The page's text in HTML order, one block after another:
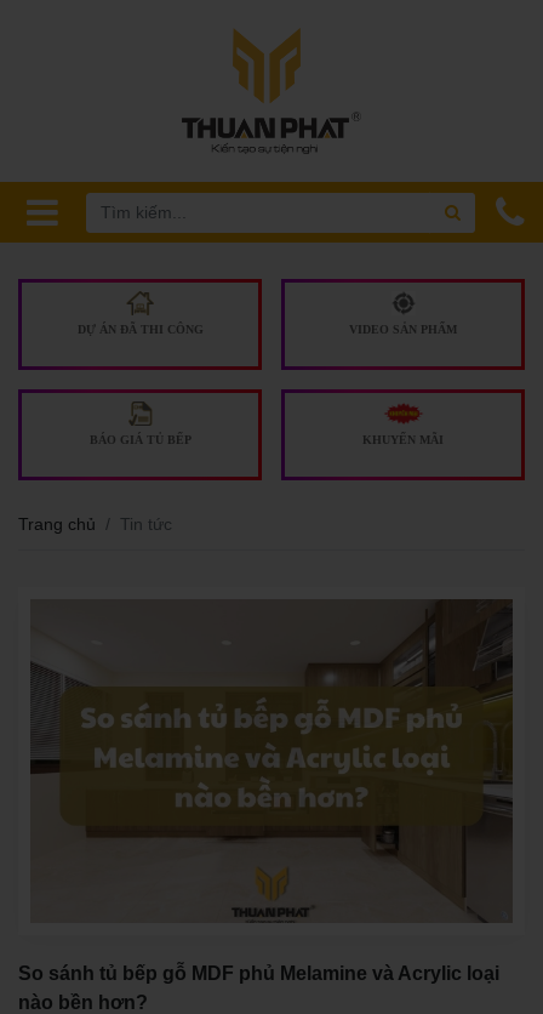
DỰ ÁN ĐÃ THI CÔNG VIDEO SẢN PHẨM
BÁO GIÁ TỦ BẾP KHUYẾN MÃI
Trang chủ Tin tức
So sánh tủ bếp gỗ MDF phủ Melamine và Acrylic loại
nào bền hơn?